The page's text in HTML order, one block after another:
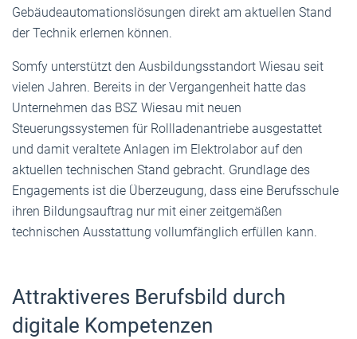
Gebäudeautomationslösungen direkt am aktuellen Stand
der Technik erlernen können.
Somfy unterstützt den Ausbildungsstandort Wiesau seit
vielen Jahren. Bereits in der Vergangenheit hatte das
Unternehmen das BSZ Wiesau mit neuen
Steuerungssystemen für Rollladenantriebe ausgestattet
und damit veraltete Anlagen im Elektrolabor auf den
aktuellen technischen Stand gebracht. Grundlage des
Engagements ist die Überzeugung, dass eine Berufsschule
ihren Bildungsauftrag nur mit einer zeitgemäßen
technischen Ausstattung vollumfänglich erfüllen kann.
Attraktiveres Berufsbild durch
digitale Kompetenzen